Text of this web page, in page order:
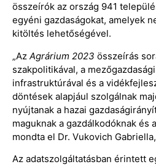
összeírók az ország 941
egyéni gazdaságokat, amelyek
kitöltés lehetőségével.
„Az Agrárium 2023 összeírás
szakpolitikával, a
infrastruktúrával és a
döntések alapjául szolgálnak
nyújtanak a hazai
maguknak a gazdálkodóknak és
mondta el Dr. Vukovich
Az adatszolgáltatásban érintett